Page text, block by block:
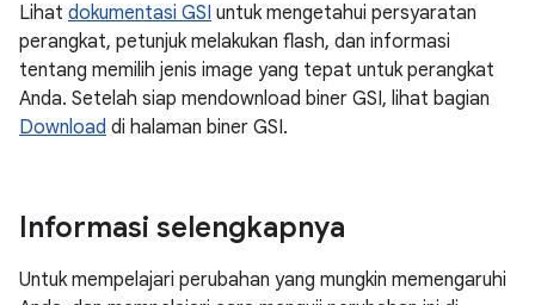
Lihat dokumentasi GSI untuk mengetahui persyaratan
perangkat, petunjuk melakukan flash, dan informasi
tentang memilih jenis image yang tepat untuk perangkat
Anda. Setelah siap mendownload biner GSI, lihat bagian
Download di halaman biner GSI.
Informasi selengkapnya
Untuk mempelajari perubahan yang mungkin memengaruhi